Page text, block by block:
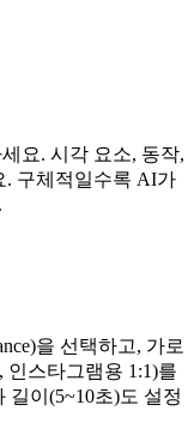
요. 시각 요소, 동작,
. 구체적일수록 AI가
을 선택하고, 가로
인스타그램용 1:1)를
길이(5~10초)도 설정